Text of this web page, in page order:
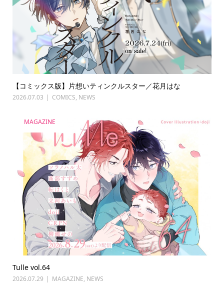
【コミックス版】片想いティンクルスター／花月はな
2026.07.03 COMICS, NEWS
MAGAZINE
Tulle vol.64
2026.07.29 MAGAZINE, NEWS